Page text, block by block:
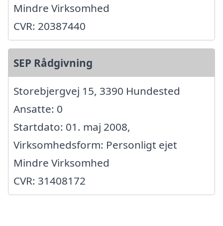
Mindre Virksomhed
CVR: 20387440
SEP Rådgivning
Storebjergvej 15, 3390 Hundested
Ansatte: 0
Startdato: 01. maj 2008,
Virksomhedsform: Personligt ejet
Mindre Virksomhed
CVR: 31408172